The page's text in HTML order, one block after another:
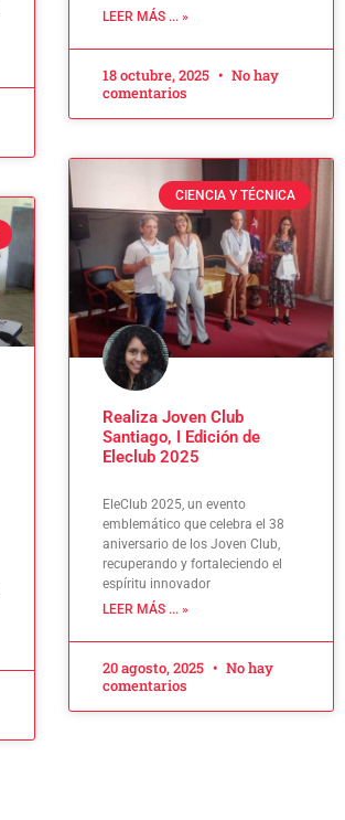
LEER MÁS ... »
18 octubre, 2025
No hay
comentarios
CIENCIA Y TÉCNICA
Realiza Joven Club
Santiago, I Edición de
Eleclub 2025
EleClub 2025, un evento
emblemático que celebra el 38
aniversario de los Joven Club,
recuperando y fortaleciendo el
espíritu innovador
LEER MÁS ... »
20 agosto, 2025
No hay
comentarios